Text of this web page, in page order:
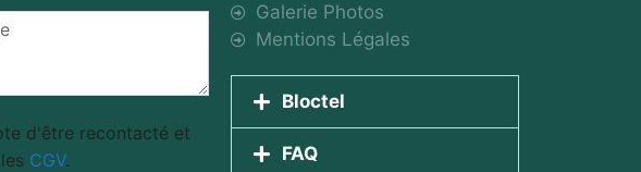
d'être recontacté et
CGV.
Galerie Photos
Mentions Légales
Bloctel
FAQ